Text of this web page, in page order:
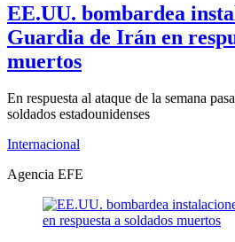
EE.UU. bombardea
Guardia de Irán en
muertos
En respuesta al ataque de la semana
soldados estadounidenses
Internacional
Agencia EFE